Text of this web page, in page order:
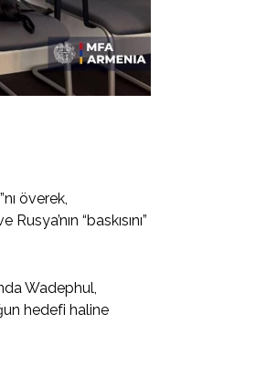
överek,
“baskısını”
Wadephul,
hedefi haline